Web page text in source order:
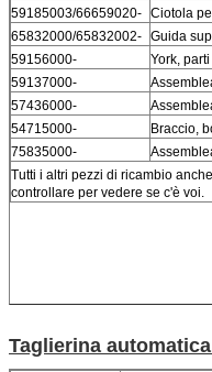
59185003/66659020- Ciotola
65832000/65832002- Guida
59156000-
York,
59137000-
57436000-
54715000-
Braccio,
75835000-
Tutti i altri pezzi di ricambio
controllare per vedere se c'è voi.
Taglierina